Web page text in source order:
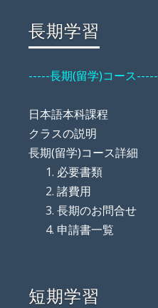
長期学習
-----長期(留学)コース-----
日本語本科課程
クラスの説明
長期(留学)コース詳細
必要書類
諸費用
長期のお問合せ
申請書一覧
短期学習